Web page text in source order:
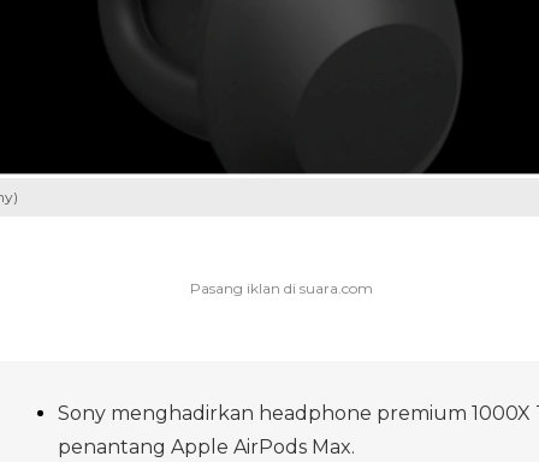
Sony menghadirkan headphone premium 1000X
penantang Apple AirPods Max.